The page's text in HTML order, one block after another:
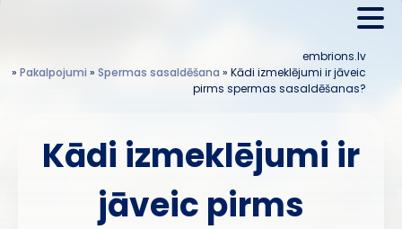
embrions.lv
» Pakalpojumi » Spermas sasaldēšana » Kādi izmeklējumi ir jāveic
pirms spermas sasaldēšanas?
Kādi izmeklējumi ir
jāveic pirms